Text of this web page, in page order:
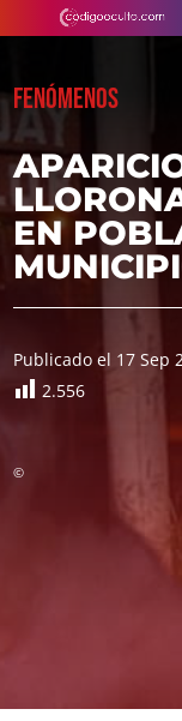
FENÓMENOS
EN
Publicado el 17 Sep
2.556
©